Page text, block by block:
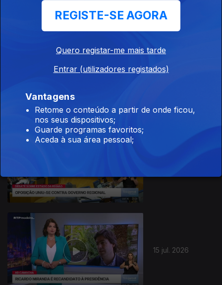
15 jul. 2026
942766
REGISTE-SE AGORA
Quero registar-me mais tarde
Entrar (utilizadores registados)
Vantagens
Retome o conteúdo a partir de onde ficou,
nos seus dispositivos;
Guarde programas favoritos;
Aceda à sua área pessoal;